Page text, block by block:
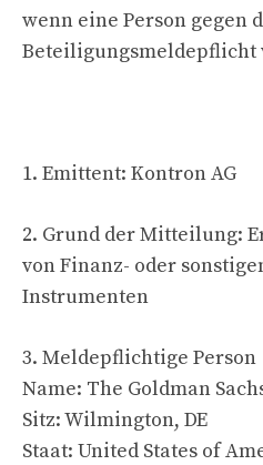
wenn eine Person gegen
Beteiligungsmeldepflicht
1. Emittent: Kontron AG
2. Grund der Mitteilung:
von Finanz- oder
Instrumenten
3. Meldepflichtige Person
Name: The Goldman
Sitz: Wilmington, DE
Staat: United States of